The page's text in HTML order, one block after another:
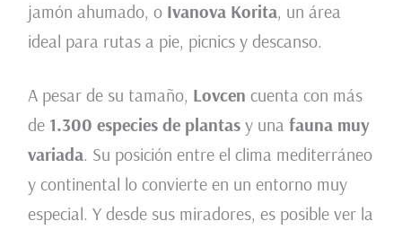
jamón ahumado, o Ivanova Korita, un área
ideal para rutas a pie, picnics y descanso.
A pesar de su tamaño, Lovcen cuenta con más
de 1.300 especies de plantasy una fauna muy
variada. Su posición entre el clima mediterráneo
y continental lo convierte en un entorno muy
especial. Y desde sus miradores, es posible ver la